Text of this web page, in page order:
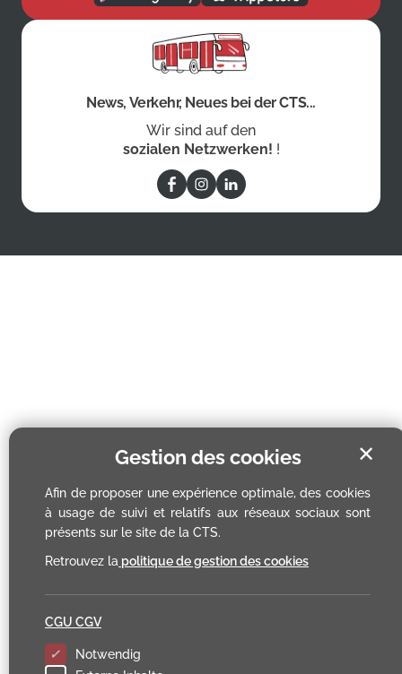
Gestion des cookies
Afin de proposer une expérience optimale, des cookies
à usage de suivi et relatifs aux réseaux sociaux sont
présents sur le site de la CTS.
Retrouvez la politique de gestion des cookies
Notwendig
✕
CGU CGV
News, Verkehr, Neues bei der CTS...
Wir sind auf den
sozialen Netzwerken! !